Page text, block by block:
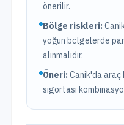
önerilir.
Bölge riskleri:
yoğun bölgelerde
alınmalıdır.
Öneri:Canik'da araç
sigortası